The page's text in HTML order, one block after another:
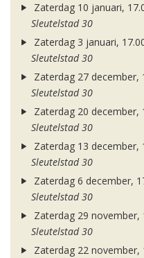
Zaterdag 10 januari,
Sleutelstad 30
Zaterdag 3 januari,
Sleutelstad 30
Zaterdag 27 december,
Sleutelstad 30
Zaterdag 20 december,
Sleutelstad 30
Zaterdag 13 december,
Sleutelstad 30
Zaterdag 6 december,
Sleutelstad 30
Zaterdag 29 november,
Sleutelstad 30
Zaterdag 22 november,